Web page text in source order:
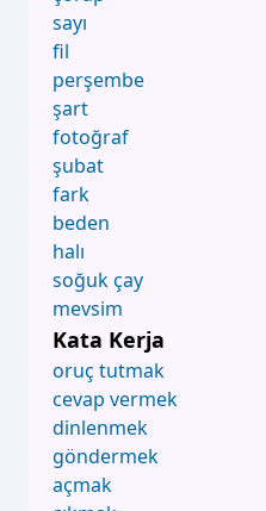
sayı
fil
perşembe
şart
fotoğraf
şubat
fark
beden
halı
soğuk çay
mevsim
Kata Kerja
oruç tutmak
cevap vermek
dinlenmek
göndermek
açmak